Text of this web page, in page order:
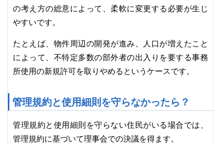
の考え方の総意によって、柔軟に変更する必要が生じ
やすいです。
たとえば、物件周辺の開発が進み、人口が増えたこと
によって、不特定多数の部外者の出入りを要する事務
所使用の新規許可を取りやめるというケースです。
管理規約と使用細則を守らなかったら？
管理規約と使用細則を守らない住民がいる場合では、
管理規約に基づいて理事会での決議を得ます。